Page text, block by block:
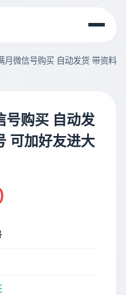
月微信号购买 自动发货 带资料
号购买 自动发
可加好友进大